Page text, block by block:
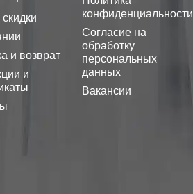
и возврат
и
конфиденциальности
Согласие на
обработку
персональных
данных
Вакансии